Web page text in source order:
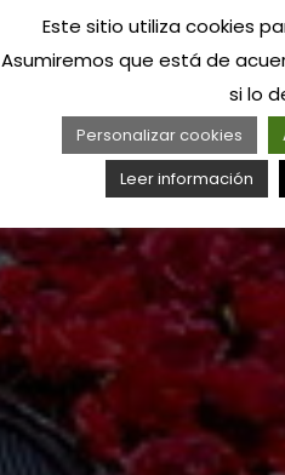
Este sitio utiliza cookies
Asumiremos que está de
si lo
Personalizar cookies
Leer información